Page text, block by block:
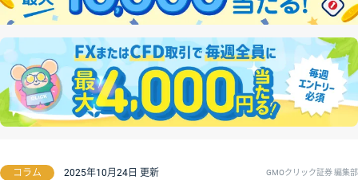
コラム 2025年10月24日 更新 GMOクリック証券 編集部